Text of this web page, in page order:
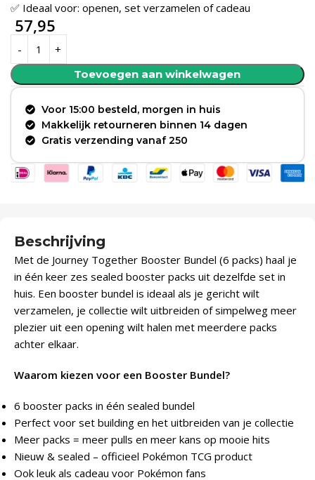
✅ Ideaal voor: openen, set verzamelen of cadeau
57,95
Toevoegen aan winkelwagen
Voor 15:00 besteld, morgen in huis
Makkelijk retourneren binnen 14 dagen
Gratis verzending vanaf 250
Beschrijving
Met de Journey Together Booster Bundel (6 packs) haal je
in één keer zes sealed booster packs uit dezelfde set in
huis. Een booster bundel is ideaal als je gericht wilt
verzamelen, je collectie wilt uitbreiden of simpelweg meer
plezier uit een opening wilt halen met meerdere packs
achter elkaar.
Waarom kiezen voor een Booster Bundel?
6 booster packs in één sealed bundel
Perfect voor set building en het uitbreiden van je collectie
Meer packs = meer pulls en meer kans op mooie hits
Nieuw & sealed – officieel Pokémon TCG product
Ook leuk als cadeau voor Pokémon fans